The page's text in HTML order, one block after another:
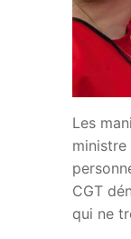
Les
ministre
CGT
qui ne